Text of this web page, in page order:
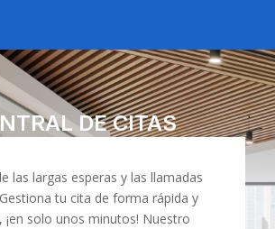
DE CITAS
las largas esperas y las llamadas
tu cita de forma rápida y
¡en solo unos minutos! Nuestro